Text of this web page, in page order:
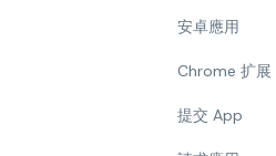
安卓應用
Chrome 扩展
提交 App